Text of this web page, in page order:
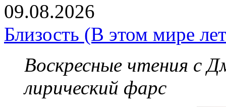
09.08.2026
Близость (В этом мире
Воскресные чтения с
лирический фарс